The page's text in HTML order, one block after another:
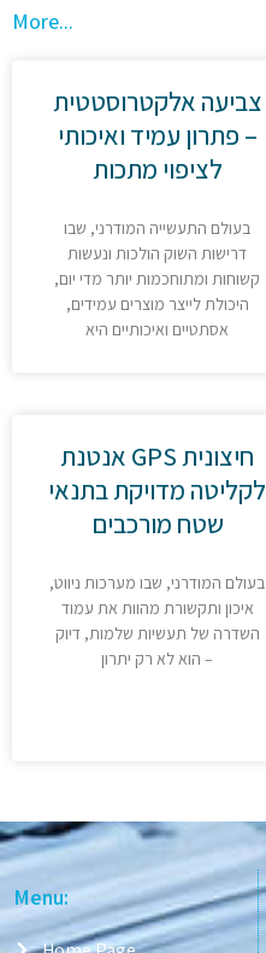
More...
צביעה אלקטרוסטטית
– פתרון עמיד ואיכותי
לציפוי מתכות
בעולם התעשייה המודרני, שבו
דרישות השוק הולכות ונעשות
קשוחות ומתוחכמות יותר מדי יום,
היכולת לייצר מוצרים עמידים,
אסתטיים ואיכותיים היא
אנטנת GPS חיצונית
לקליטה מדויקת בתנאי
שטח מורכבים
בעולם המודרני, שבו מערכות ניווט,
איכון ותקשורת מהוות את עמוד
השדרה של תעשיות שלמות, דיוק
הוא לא רק יתרון –
Menu: